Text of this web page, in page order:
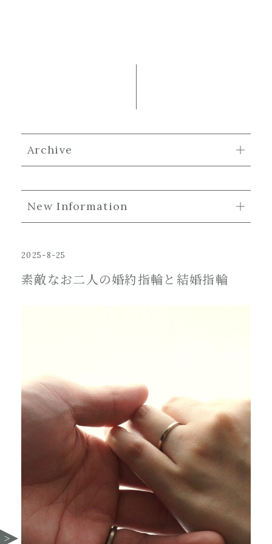
Archive
New Information
2025-8-25
素敵なお二人の婚約指輪と結婚指輪